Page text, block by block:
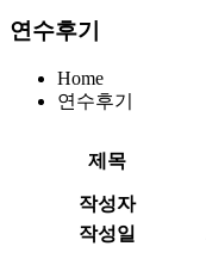
연수후기
Home
연수후기
제목
작성자
작성일